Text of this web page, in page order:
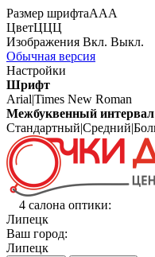
Размер шрифтаААА
ЦветЦЦЦ
Изображения Вкл. Выкл.
Обычная версия
Настройки
Шрифт
Arial|Times New Roman
Межбуквенный интервал
Стандартный|Средний|
4 салона оптики:
Липецк
Ваш город:
Липецк